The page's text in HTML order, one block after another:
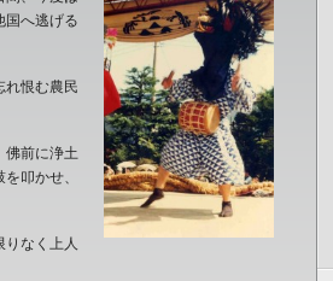
国へ逃げる
れ恨む農民
佛前に浄土
叩かせ、
りなく上人